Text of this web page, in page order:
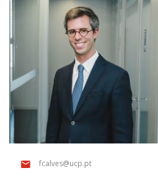
fcalves@ucp.pt